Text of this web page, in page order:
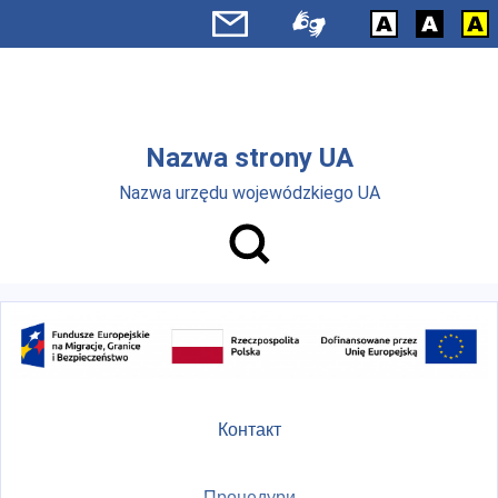
Перейти до основного вмісту
Nazwa strony UA
Nazwa urzędu wojewódzkiego UA
Контакт